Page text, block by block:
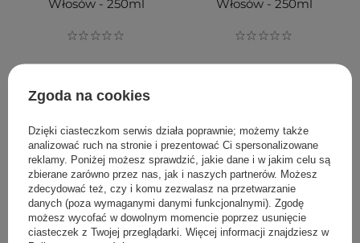
Włosów - 250ml Włosów - 250ml
Zgoda na cookies
Dzięki ciasteczkom serwis działa poprawnie; możemy także
analizować ruch na stronie i prezentować Ci spersonalizowane
reklamy. Poniżej możesz sprawdzić, jakie dane i w jakim celu są
zbierane zarówno przez nas, jak i naszych partnerów. Możesz
zdecydować też, czy i komu zezwalasz na przetwarzanie
danych (poza wymaganymi danymi funkcjonalnymi). Zgodę
możesz wycofać w dowolnym momencie poprzez usunięcie
ciasteczek z Twojej przeglądarki. Więcej informacji znajdziesz w